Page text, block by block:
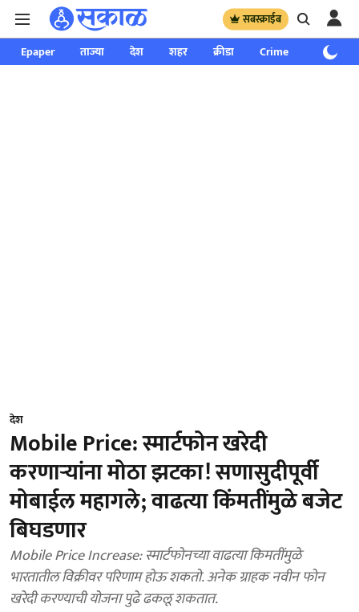
सबस्क्राईब
Epaper ताज्या देश शहर क्रीडा Crime साप्ताहिक
देश
Mobile Price: स्मार्टफोन खरेदी
करणाऱ्यांना मोठा झटका! सणासुदीपूर्वी
मोबाईल महागले; वाढत्या किंमतींमुळे बजेट
बिघडणार
Mobile Price Increase: स्मार्टफोनच्या वाढत्या किमतींमुळे
भारतातील विक्रीवर परिणाम होऊ शकतो. अनेक ग्राहक नवीन फोन
खरेदी करण्याची योजना पुढे ढकलू शकतात.